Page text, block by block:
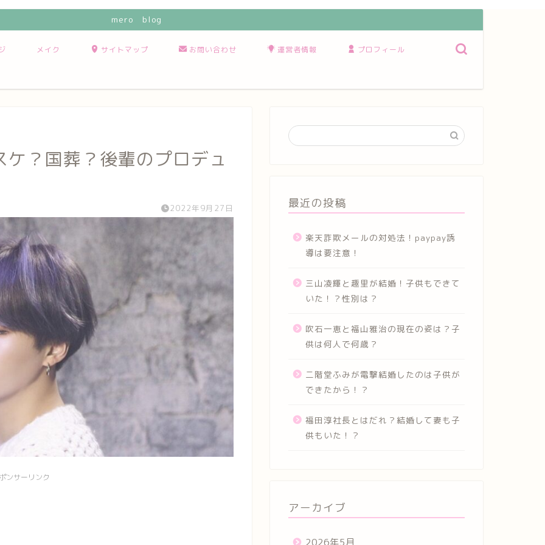
mero blog
メイク サイトマップ お問い合わせ 運営者情報 プロフィール
？国葬？後輩のプロデュ
2022年9月27日
ンサーリンク
最近の投稿
楽天詐欺メールの対処法！paypay誘
導は要注意！
三山凌輝と趣里が結婚！子供もできて
いた！？性別は？
吹石一恵と福山雅治の現在の姿は？子
供は何人で何歳？
二階堂ふみが電撃結婚したのは子供が
できたから！？
福田淳社長とはだれ？結婚して妻も子
供もいた！？
アーカイブ
2026年5月